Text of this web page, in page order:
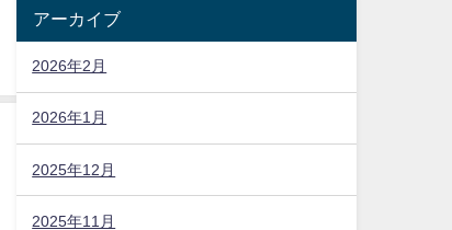
アーカイブ
2026年2月
2026年1月
2025年12月
2025年11月